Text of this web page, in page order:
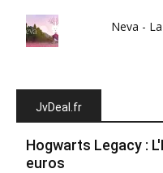
Neva -
JvDeal.fr
Hogwarts Legacy :
euros